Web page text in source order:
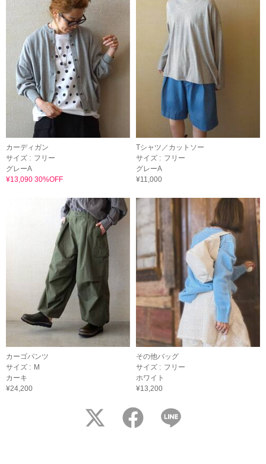
カーディガン
サイズ : フリー
グレーA
¥13,090 30%OFF
Tシャツ／カットソー
サイズ : フリー
グレーA
¥11,000
カーゴパンツ
サイズ : M
カーキ
¥24,200
その他バッグ
サイズ : フリー
ホワイト
¥13,200
twitter facebook